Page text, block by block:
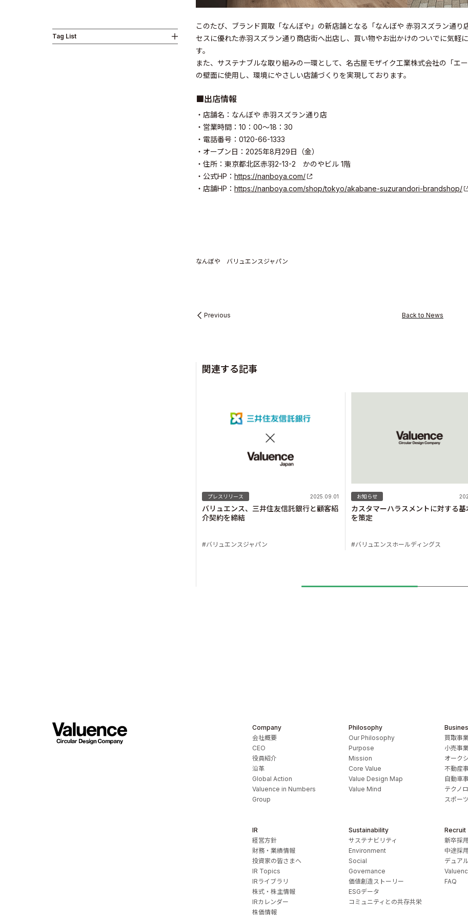
Business
Tag List
このたび、ブランド買取「なんぼや」の新店舗となる「なんぼや 赤羽スズラン通
セスに優れた赤羽スズラン通り商店街へ出店し、買い物やお出かけのついでに気軽
す。
また、サステナブルな取り組みの一環として、名古屋モザイク工業株式会社の「エ
の壁面に使用し、環境にやさしい店舗づくりを実現しております。
■出店情報
・店舗名：なんぼや 赤羽スズラン通り店
・営業時間：10：00～18：30
・電話番号：0120-66-1333
・オープン日：2025年8月29日（金）
・住所：東京都北区赤羽2-13-2 かのやビル 1階
・公式HP： https://nanboya.com/
・店舗HP： https://nanboya.com/shop/tokyo/akabane-suzurandori-brandshop/
なんぼや バリュエンスジャパン
Previous Back to News
関連する記事
プレスリリース 2025.09.01
バリュエンス、三井住友信託銀行と顧客紹
介契約を締結
バリュエンスジャパン
お知らせ
カスタマーハラスメントに対する基
を策定
バリュエンスホールディングス
Company
会社概要
CEO
役員紹介
沿革
Global Action
Valuence in Numbers
Group
Philosophy
Our Philosophy
Purpose
Mission
Core Value
Value Design Map
Value Mind
買取事
小売事
オーク
不動産
自動車
テクノ
スポー
IR
経営方針
財務・業績情報
投資家の皆さまへ
IR Topics
IRライブラリ
株式・株主情報
IRカレンダー
株価情報
Sustainability
サステナビリティ
Environment
Social
Governance
価値創造ストーリー
ESGデータ
コミュニティとの共存共栄
Recruit
新卒採用
中途採用
デュア
FAQ